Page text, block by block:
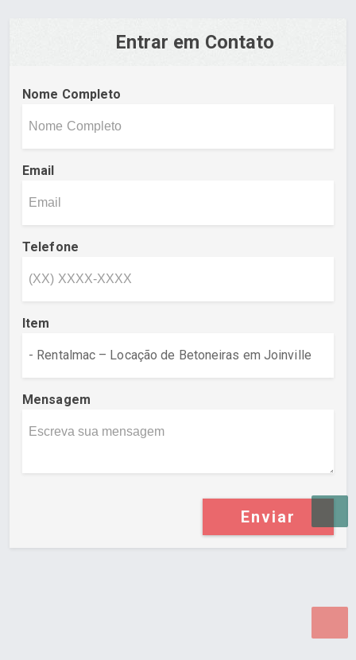
Entrar em Contato
Nome Completo
Email
Telefone
Item
Mensagem
Enviar